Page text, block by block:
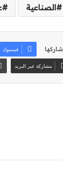
الصناعية
شاركها فيسبوك
مشاركة عبر البريد